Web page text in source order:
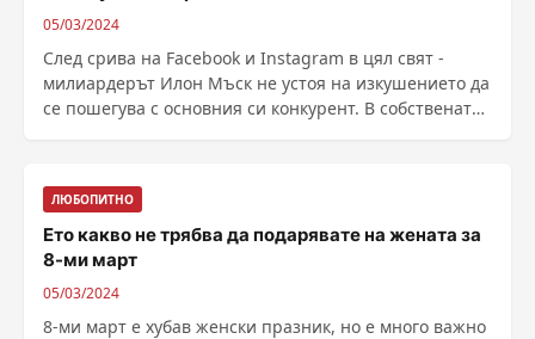
05/03/2024
След срива на Facebook и Instagram в цял свят -
милиардерът Илон Мъск не устоя на изкушението да
се пошегува с основния си конкурент. В собствената
ЛЮБОПИТНО
Ето какво не трябва да подарявате на жената за
8-ми март
05/03/2024
8-ми март е хубав женски празник, но е много важно